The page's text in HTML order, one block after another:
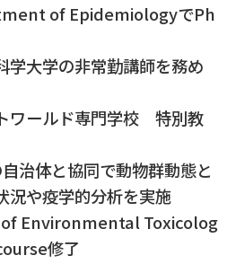
of EpidemiologyでPh
学大学の非常勤講師を務め
ワールド専門学校 特別教
治体と協同で動物群動態と
況や疫学的分析を実施
Environmental Toxicolog
修了